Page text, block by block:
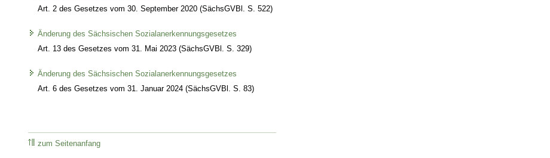
Art. 2 des Gesetzes vom 30. September 2020 (SächsGVBl. S. 522)
Änderung des Sächsischen Sozialanerkennungsgesetzes
Art. 13 des Gesetzes vom 31. Mai 2023 (SächsGVBl. S. 329)
Änderung des Sächsischen Sozialanerkennungsgesetzes
Art. 6 des Gesetzes vom 31. Januar 2024 (SächsGVBl. S. 83)
zum Seitenanfang